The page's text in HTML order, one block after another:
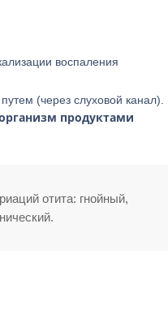
воспаления
(через слуховой канал).
продуктами
отита: гнойный,